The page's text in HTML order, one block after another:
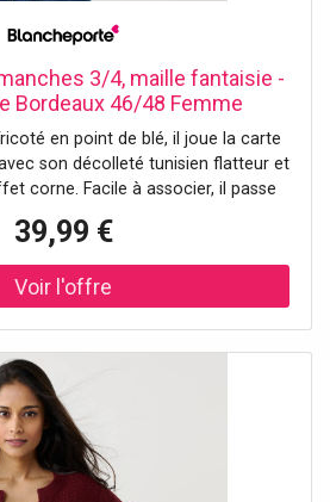
3/4, maille fantaisie -
Bordeaux 46/48 Femme
en point de blé, il joue la carte
son décolleté tunisien flatteur et
corne. Facile à associer, il passe
l’année ! Taille• Longueur 62 cm
Maille fantaisie 100%
Maille en point de blé• Col tunisien
Manches 3/4 animées d'un pli
Base droite
39,99 €